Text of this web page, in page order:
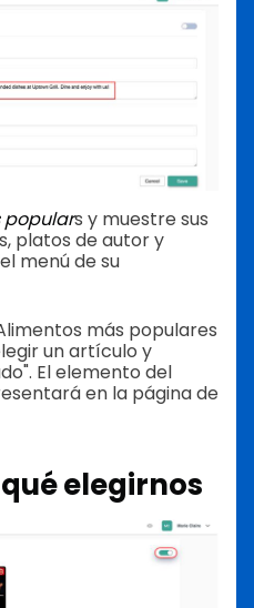
populars y muestre sus
platos de autor y
menú de su
más populares
un artículo y
El elemento del
en la página de
elegirnos